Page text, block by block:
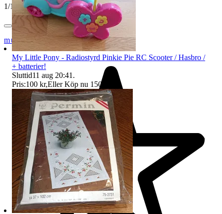
1/11
musicbox_81
My Little Pony - Radiostyrd Pinkie Pie RC Scooter / Hasbro /
+ batterier!
Sluttid11 aug 20:41 .
Pris:100 kr,Eller Köp nu 150 kr